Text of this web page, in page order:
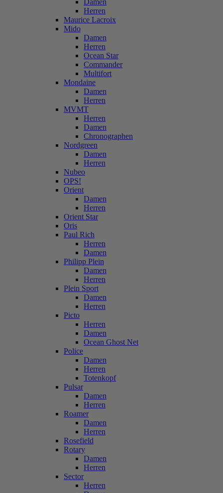
Damen
Herren
Maurice Lacroix
Mido
Damen
Herren
Ocean Star
Commander
Multifort
Mondaine
Damen
Herren
MVMT
Herren
Damen
Chronographen
Nordgreen
Damen
Herren
Nubeo
OPS!
Orient
Damen
Herren
Orient Star
Oris
Paul Rich
Herren
Damen
Philipp Plein
Damen
Herren
Plein Sport
Damen
Herren
Picto
Herren
Damen
Ocean Ghost Net
Police
Damen
Herren
Totenkopf
Pulsar
Damen
Herren
Roamer
Damen
Herren
Rosefield
Rotary
Damen
Herren
Sector
Herren